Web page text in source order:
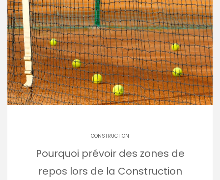
CONSTRUCTION
Pourquoi prévoir des zones de
repos lors de la Construction